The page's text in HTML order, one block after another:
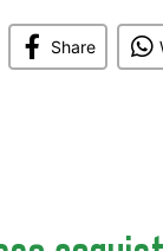
Share